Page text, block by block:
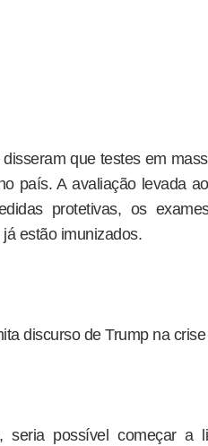
que testes em
país. A avaliação levada
protetivas, os
estão imunizados.
discurso de Trump na
seria possível começar a